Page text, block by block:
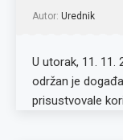
Autor: Urednik
U utorak, 11. 11.
održan je
prisustvovale